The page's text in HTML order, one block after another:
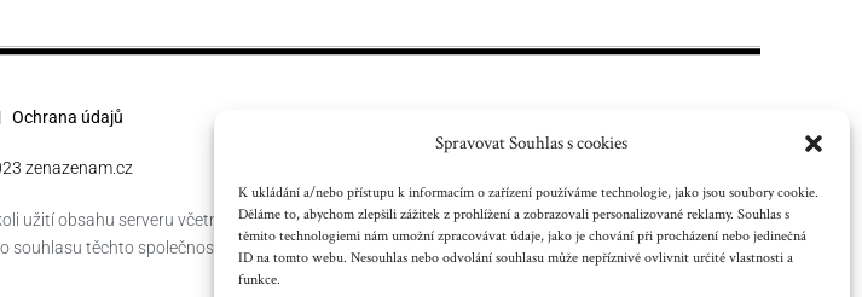
Spravovat Souhlas s cookies
K ukládání a/nebo přístupu k informacím o zařízení používáme technologie, jako jsou soubory cookie.
Děláme to, abychom zlepšili zážitek z prohlížení a zobrazovali personalizované reklamy. Souhlas s
těmito technologiemi nám umožní zpracovávat údaje, jako je chování při procházení nebo jedinečná
ID na tomto webu. Nesouhlas nebo odvolání souhlasu může nepříznivě ovlivnit určité vlastnosti a
funkce.
Ochrana údajů
zenazenam.cz
užití obsahu serveru včetně publikování nebo jiného
souhlasu těchto společností zakázáno.